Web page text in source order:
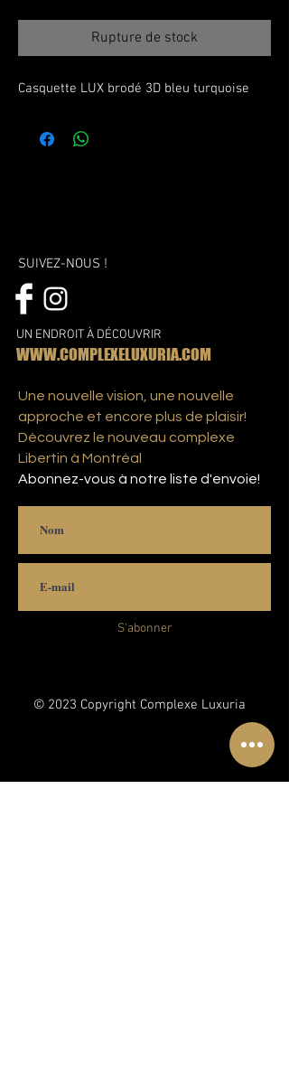
Rupture de stock
Casquette LUX brodé 3D bleu turquoise
SUIVEZ-NOUS !
UN ENDROIT À DÉCOUVRIR
WWW.COMPLEXELUXURIA.COM
Une nouvelle vision, une nouvelle
approche et encore plus de plaisir!
Découvrez le nouveau complexe
Libertin à Montréal
Abonnez-vous à notre liste d'envoie!
S'abonner
© 2023 Copyright Complexe Luxuria